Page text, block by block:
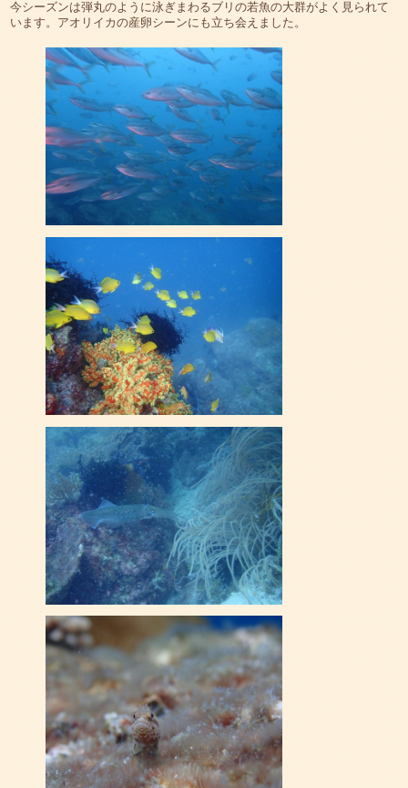
今シーズンは弾丸のように泳ぎまわるブリの若魚の大群がよく見られて
います。アオリイカの産卵シーンにも立ち会えました。